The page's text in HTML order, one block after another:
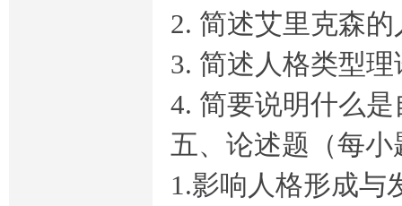
2. 简述艾里克森
3. 简述人格类型
4. 简要说明什么
五、论述题（每小
1.影响人格形成与